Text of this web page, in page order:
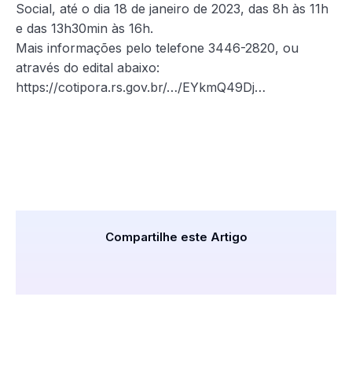
Social, até o dia 18 de janeiro de 2023, das 8h às 11h
e das 13h30min às 16h.
Mais informações pelo telefone 3446-2820, ou
através do edital abaixo:
https://cotipora.rs.gov.br/…/EYkmQ49Dj…
Compartilhe este Artigo